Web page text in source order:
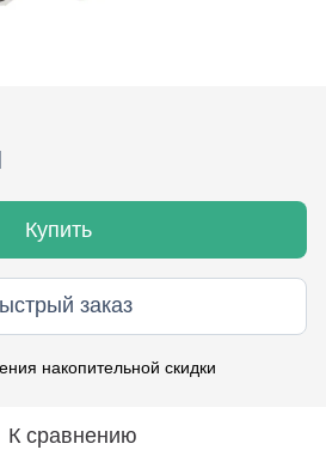
Купить
заказ
накопительной скидки
К сравнению